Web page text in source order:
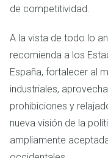
de competitividad.
A la vista de todo lo
recomienda a los
España, fortalecer al
industriales,
prohibiciones y
nueva visión de la
ampliamente